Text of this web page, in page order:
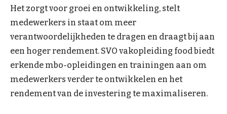
Het zorgt voor groei en ontwikkeling, stelt
medewerkers in staat om meer
verantwoordelijkheden te dragen en draagt bij aan
een hoger rendement. SVO vakopleiding food biedt
erkende mbo-opleidingen en trainingen aan om
medewerkers verder te ontwikkelen en het
rendement van de investering te maximaliseren.